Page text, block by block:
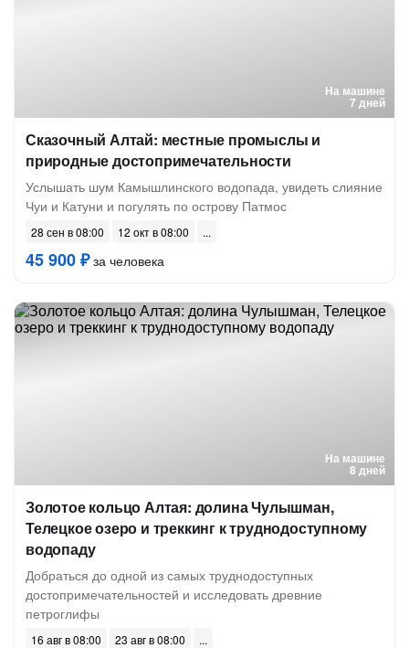
На машине
7 дней
Сказочный Алтай: местные промыслы и
природные достопримечательности
Услышать шум Камышлинского водопада, увидеть слияние
Чуи и Катуни и погулять по острову Патмос
28 сен в 08:00 12 окт в 08:00
45 900 ₽за человека
На машине
8 дней
Золотое кольцо Алтая: долина Чулышман,
Телецкое озеро и треккинг к труднодоступному
водопаду
Добраться до одной из самых труднодоступных
достопримечательностей и исследовать древние
петроглифы
16 авг в 08:00 23 авг в 08:00